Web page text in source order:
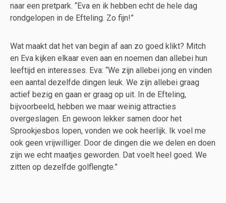
naar een pretpark. “Eva en ik hebben echt de hele dag
rondgelopen in de Efteling. Zo fijn!”
Wat maakt dat het van begin af aan zo goed klikt? Mitch
en Eva kijken elkaar even aan en noemen dan allebei hun
leeftijd en interesses. Eva: “We zijn allebei jong en vinden
een aantal dezelfde dingen leuk. We zijn allebei graag
actief bezig en gaan er graag op uit. In de Efteling,
bijvoorbeeld, hebben we maar weinig attracties
overgeslagen. En gewoon lekker samen door het
Sprookjesbos lopen, vonden we ook heerlijk. Ik voel me
ook geen vrijwilliger. Door de dingen die we delen en doen
zijn we echt maatjes geworden. Dat voelt heel goed. We
zitten op dezelfde golflengte.”